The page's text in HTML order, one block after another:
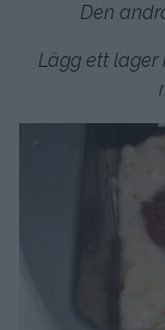
Den
Lägg ett lager